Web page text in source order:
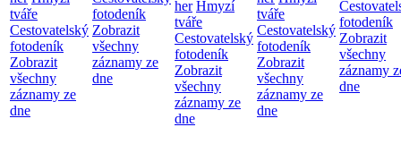
tváře
Cestovatelský
fotodeník
Zobrazit
všechny
záznamy ze
dne
fotodeník
Zobrazit
všechny
záznamy ze
dne
her Hmyzí
tváře
Cestovatelský
fotodeník
Zobrazit
všechny
záznamy ze
dne
tváře
Cestovatelský
fotodeník
Zobrazit
všechny
záznamy ze
dne
fotodeník
Zobrazit
všechny
záznamy
dne